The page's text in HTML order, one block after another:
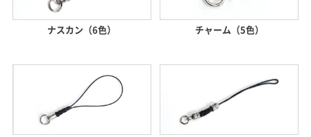
ナスカン（6色） チャーム（5色）